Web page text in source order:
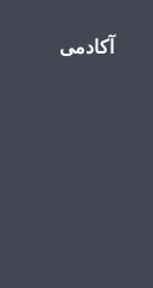
آکادمی